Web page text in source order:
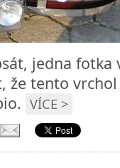
jedna fotka
že tento
VÍCE >